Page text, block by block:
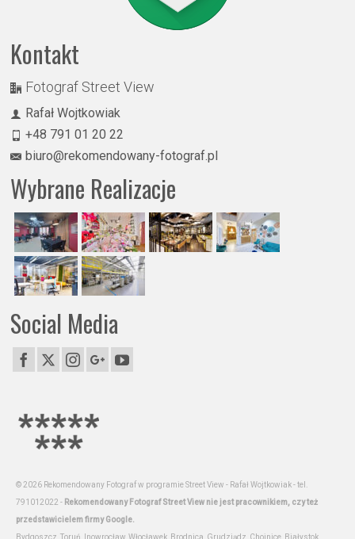
Kontakt
Fotograf Street View
Rafał Wojtkowiak
+48 791 01 20 22
biuro@rekomendowany-fotograf.pl
Wybrane Realizacje
Social Media
© 2026 Rekomendowany Fotograf w programie Street View - Rafał Wojtkowiak - tel.
791012022 - Rekomendowany Fotograf Street View nie jest pracownikiem, czy też
przedstawicielem firmy Google.
Bydgoszcz, Toruń, Inowrocław, Włocławek, Brodnica, Grudziądz, Chojnice, Białystok,